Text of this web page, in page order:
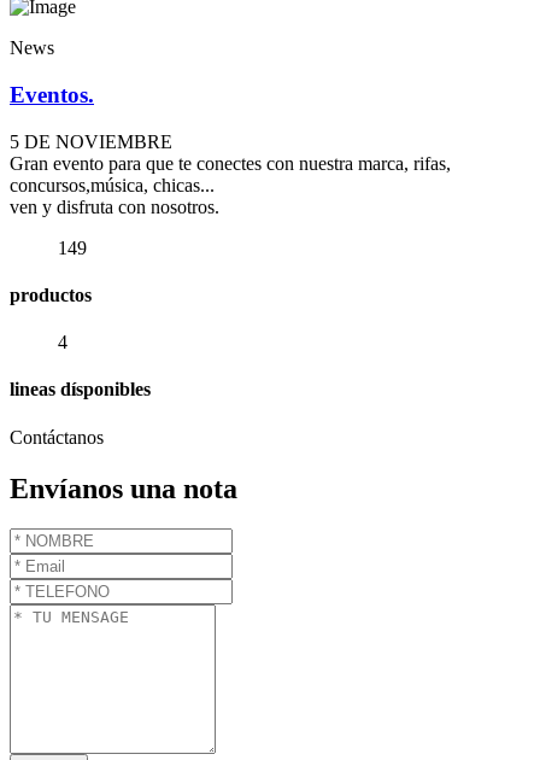
News
Eventos.
5 DE NOVIEMBRE
Gran evento para que te conectes con nuestra marca, rifas,
concursos,música, chicas...
ven y disfruta con nosotros.
149
productos
4
lineas dísponibles
Contáctanos
Envíanos una nota